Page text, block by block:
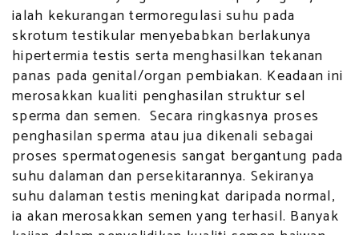
ialah kekurangan termoregulasi suhu pada
skrotum testikular menyebabkan berlakunya
hipertermia testis serta menghasilkan tekanan
panas pada genital/organ pembiakan. Keadaan ini
merosakkan kualiti penghasilan struktur sel
sperma dan semen. Secara ringkasnya proses
penghasilan sperma atau jua dikenali sebagai
proses spermatogenesis sangat bergantung pada
suhu dalaman dan persekitarannya. Sekiranya
suhu dalaman testis meningkat daripada normal,
ia akan merosakkan semen yang terhasil. Banyak